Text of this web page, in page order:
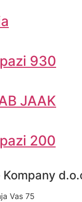
930
JAAK
200
Kompany
Vas 75